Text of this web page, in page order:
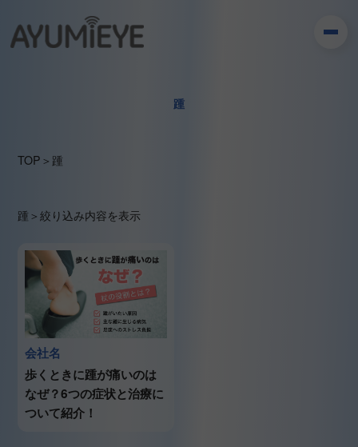
踵
TOP ＞ 踵
踵 ＞絞り込み内容を表示
会社名
歩くときに踵が痛いのは
なぜ？6つの症状と治療に
ついて紹介！